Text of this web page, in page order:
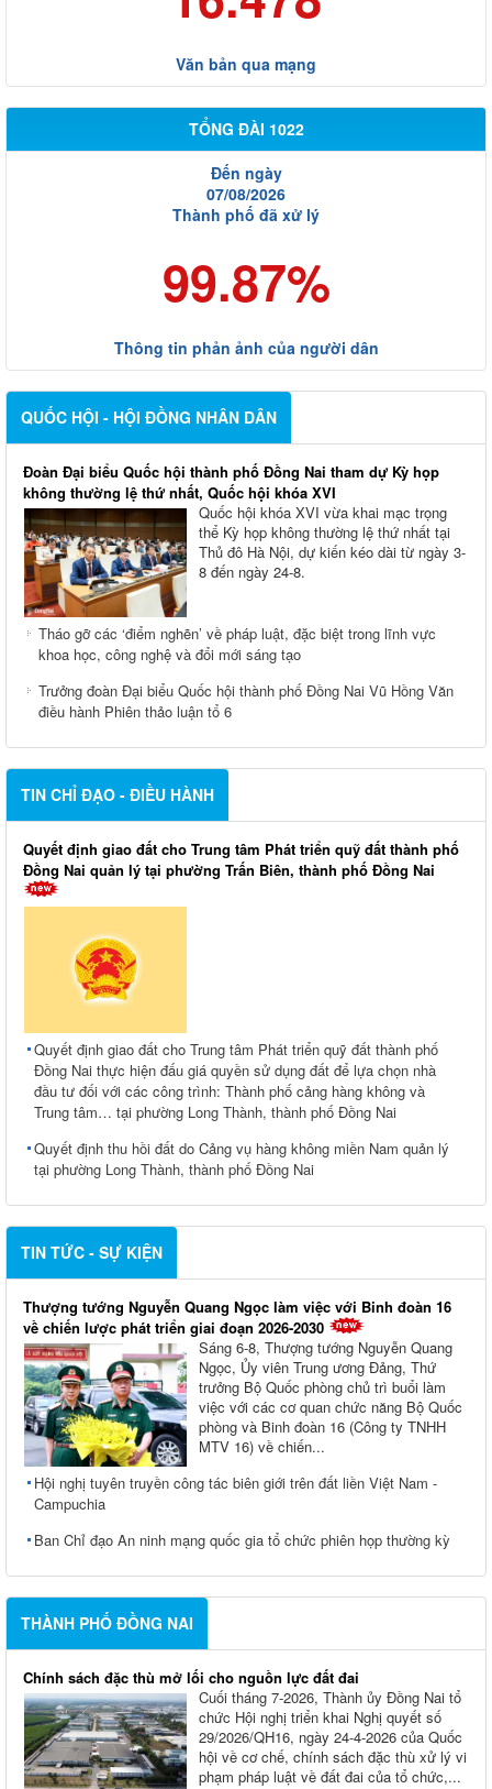
Văn bản qua mạng
TỔNG ĐÀI 1022
Đến ngày
07/08/2026
Thành phố đã xử lý
99.87%
Thông tin phản ảnh của người dân
QUỐC HỘI - HỘI ĐỒNG NHÂN DÂN
Đoàn Đại biểu Quốc hội thành phố Đồng Nai tham dự Kỳ họp
không thường lệ thứ nhất, Quốc hội khóa XVI
Quốc hội khóa XVI vừa khai mạc trọng
thể Kỳ họp không thường lệ thứ nhất tại
Thủ đô Hà Nội, dự kiến kéo dài từ ngày 3-
8 đến ngày 24-8.
Tháo gỡ các ‘điểm nghẽn’ về pháp luật, đặc biệt trong lĩnh vực
khoa học, công nghệ và đổi mới sáng tạo
Trưởng đoàn Đại biểu Quốc hội thành phố Đồng Nai Vũ Hồng Văn
điều hành Phiên thảo luận tổ 6
TIN CHỈ ĐẠO - ĐIỀU HÀNH
Quyết định giao đất cho Trung tâm Phát triển quỹ đất thành phố
Đồng Nai quản lý tại phường Trấn Biên, thành phố Đồng Nai
Quyết định giao đất cho Trung tâm Phát triển quỹ đất thành phố
Đồng Nai thực hiện đấu giá quyền sử dụng đất để lựa chọn nhà
đầu tư đối với các công trình: Thành phố cảng hàng không và
Trung tâm… tại phường Long Thành, thành phố Đồng Nai
Quyết định thu hồi đất do Cảng vụ hàng không miền Nam quản lý
tại phường Long Thành, thành phố Đồng Nai
TIN TỨC - SỰ KIỆN
Thượng tướng Nguyễn Quang Ngọc làm việc với Binh đoàn 16
về chiến lược phát triển giai đoạn 2026-2030
Sáng 6-8, Thượng tướng Nguyễn Quang
Ngọc, Ủy viên Trung ương Đảng, Thứ
trưởng Bộ Quốc phòng chủ trì buổi làm
việc với các cơ quan chức năng Bộ Quốc
phòng và Binh đoàn 16 (Công ty TNHH
MTV 16) về chiến...
Hội nghị tuyên truyền công tác biên giới trên đất liền Việt Nam -
Campuchia
Ban Chỉ đạo An ninh mạng quốc gia tổ chức phiên họp thường kỳ
THÀNH PHỐ ĐỒNG NAI
Chính sách đặc thù mở lối cho nguồn lực đất đai
Cuối tháng 7-2026, Thành ủy Ðồng Nai tổ
chức Hội nghị triển khai Nghị quyết số
29/2026/QH16, ngày 24-4-2026 của Quốc
hội về cơ chế, chính sách đặc thù xử lý vi
phạm pháp luật về đất đai của tổ chức,...